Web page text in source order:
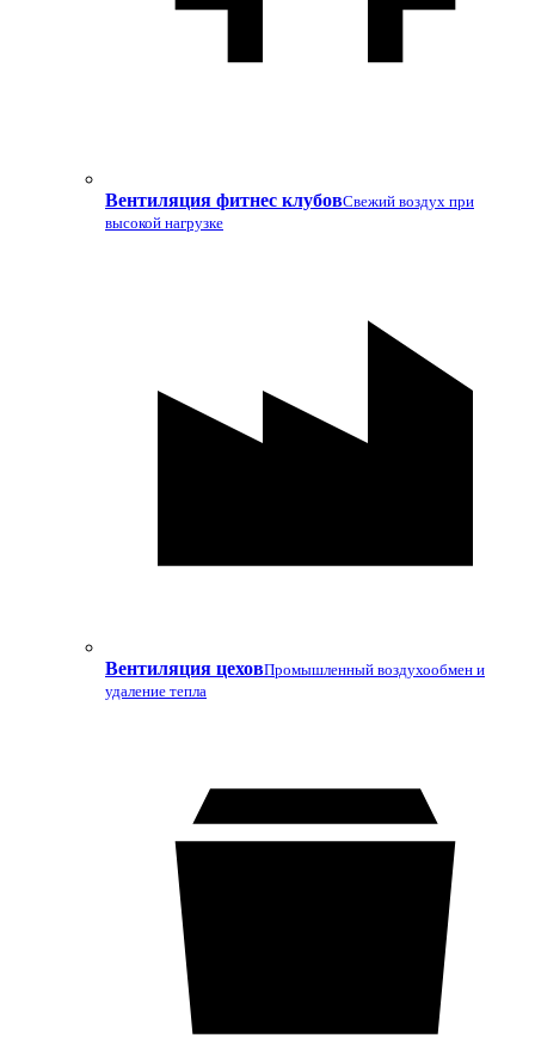
Вентиляция фитнес клубовСвежий воздух при
высокой нагрузке
Вентиляция цеховПромышленный воздухообмен и
удаление тепла